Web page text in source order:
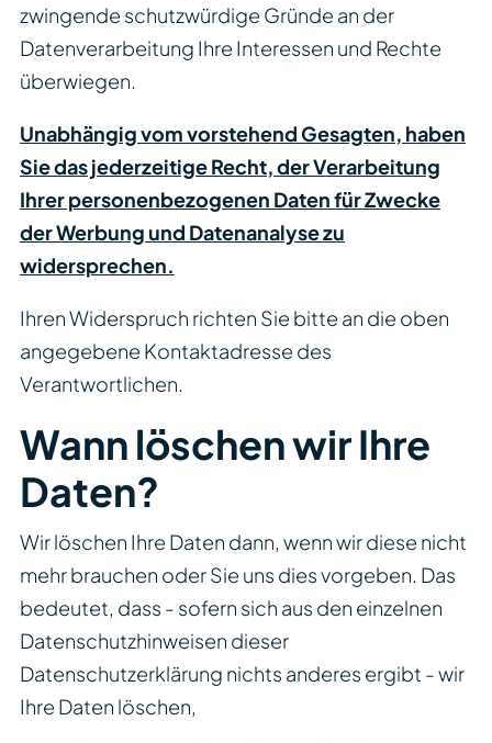
zwingende schutzwürdige Gründe an der
Datenverarbeitung Ihre Interessen und Rechte
überwiegen.
Unabhängig vom vorstehend Gesagten, haben
Sie das jederzeitige Recht, der Verarbeitung
Ihrer personenbezogenen Daten für Zwecke
der Werbung und Datenanalyse zu
widersprechen.
Ihren Widerspruch richten Sie bitte an die oben
angegebene Kontaktadresse des
Verantwortlichen.
Wann löschen wir Ihre
Daten?
Wir löschen Ihre Daten dann, wenn wir diese nicht
mehr brauchen oder Sie uns dies vorgeben. Das
bedeutet, dass - sofern sich aus den einzelnen
Datenschutzhinweisen dieser
Datenschutzerklärung nichts anderes ergibt - wir
Ihre Daten löschen,